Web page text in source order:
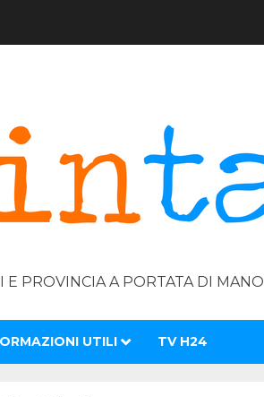
E PROVINCIA A PORTATA DI MANO
UTILI TV H24